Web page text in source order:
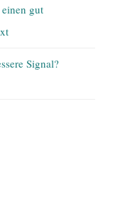
gut
Signal?